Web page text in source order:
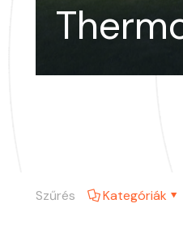
Szűrés Kategóriák